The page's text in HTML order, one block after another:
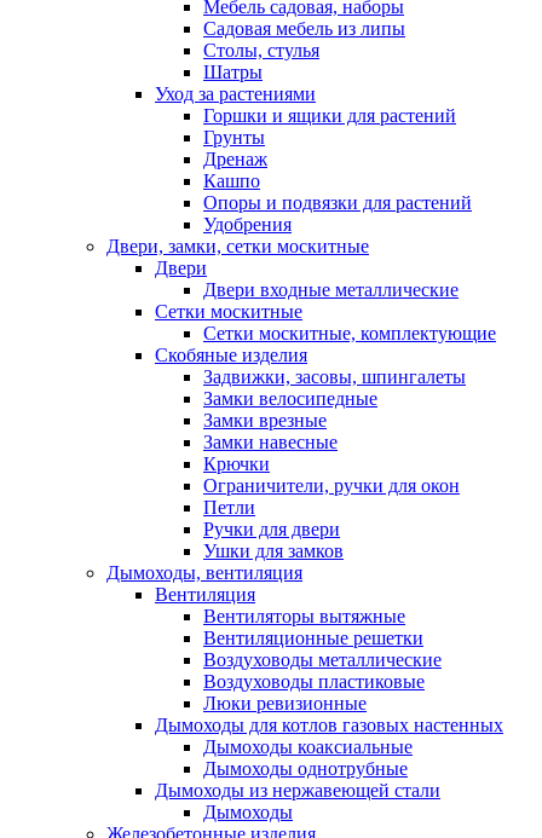
Мебель садовая, наборы
Садовая мебель из липы
Столы, стулья
Шатры
Уход за растениями
Горшки и ящики для растений
Грунты
Дренаж
Кашпо
Опоры и подвязки для растений
Удобрения
Двери, замки, сетки москитные
Двери
Двери входные металлические
Сетки москитные
Сетки москитные, комплектующие
Скобяные изделия
Задвижки, засовы, шпингалеты
Замки велосипедные
Замки врезные
Замки навесные
Крючки
Ограничители, ручки для окон
Петли
Ручки для двери
Ушки для замков
Дымоходы, вентиляция
Вентиляция
Вентиляторы вытяжные
Вентиляционные решетки
Воздуховоды металлические
Воздуховоды пластиковые
Люки ревизионные
Дымоходы для котлов газовых настенных
Дымоходы коаксиальные
Дымоходы однотрубные
Дымоходы из нержавеющей стали
Дымоходы
Железобетонные изделия